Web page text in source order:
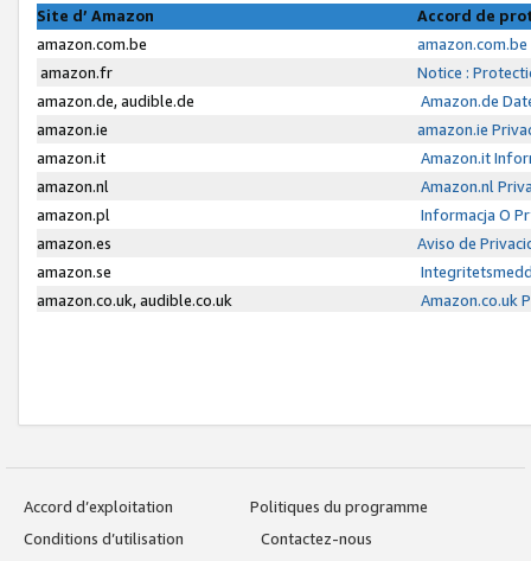
Site d’ Amazon
Accord de
amazon.com.be
amazon.fr
Notice :
amazon.de, audible.de
Amazon.de
amazon.ie
amazon.ie
amazon.it
Amazon.it
amazon.nl
Amazon.nl
amazon.pl
Informacja O
amazon.es
Aviso de
amazon.se
amazon.co.uk, audible.co.uk
Amazon.co.uk
Accord d’exploitation
Politiques du programme
Conditions d’utilisation
Contactez-nous